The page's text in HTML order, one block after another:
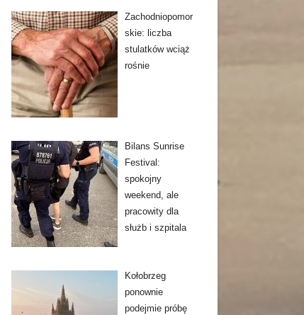
Zachodniopomor
skie: liczba
stulatków wciąż
rośnie
Bilans Sunrise
Festival:
spokojny
weekend, ale
pracowity dla
służb i szpitala
Kołobrzeg
ponownie
podejmie próbę